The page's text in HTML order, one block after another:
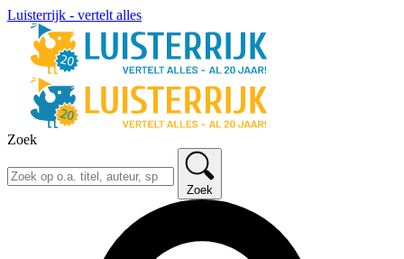
Luisterrijk - vertelt alles
Zoek
Zoek